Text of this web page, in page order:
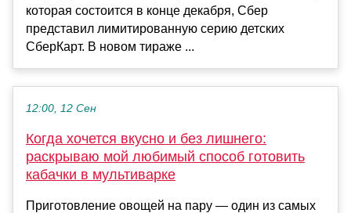
которая состоится в конце декабря, Сбер
представил лимитированную серию детских
СберКарт. В новом тираже ...
12:00, 12 Сен
Когда хочется вкусно и без лишнего:
раскрываю мой любимый способ готовить
кабачки в мультиварке
Приготовление овощей на пару — один из самых